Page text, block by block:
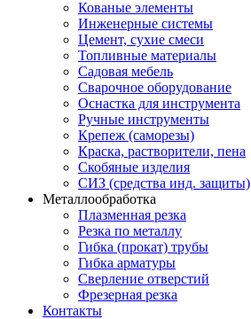
Кованые элементы
Инженерные системы
Цемент, сухие смеси
Топливные материалы
Садовая мебель
Сварочное оборудование
Оснастка для инструмента
Ручные инструменты
Крепеж (саморезы)
Краска, растворители, пена
Скобяные изделия
СИЗ (средства инд. защиты)
Металлообработка
Плазменная резка
Резка по металлу
Гибка (прокат) трубы
Гибка арматуры
Сверление отверстий
Фрезерная резка
Контакты